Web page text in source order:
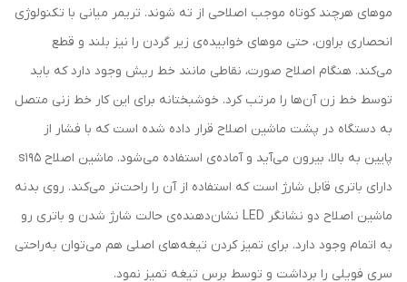
موهای هرچند کوتاه موجب اصلاحی از ته شوند. تریمر میانی با تکنولوژی
انحصاری براون، حتی موهای خوابیده‌ی زیر گردن را نیز بلند و قطع
می‌کند. هنگام اصلاح صورت، نقاطی مانند خط ‌ریش وجود دارد که باید
توسط خط زن آن‌ها را مرتب کرد. خوشبختانه برای این کار خط زنی متصل
به دستگاه در پشت ماشین اصلاح قرار داده شده است که با فشار از
پایین به بالا، بیرون می‌آید و آماده‌ی استفاده می‌شود. ماشین اصلاح s195
دارای باتری قابل شارژ است که استفاده از آن را راحت‌تر می‌کند. روی بدنه
ماشین اصلاح دو نشانگر LED نشان‌دهنده‌ی حالت شارژ شدن و باتری رو
به اتمام وجود دارد. برای تمیز کردن تیغه‌های اصلی هم می‌توان به‌راحتی
سری فویلی را برداشت و توسط برس تیغه‌ تمیز نمود.